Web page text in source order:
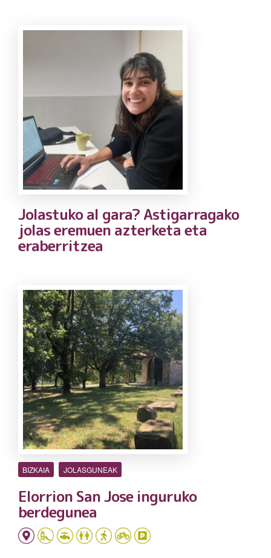
Jolastuko al gara? Astigarragako
jolas eremuen azterketa eta
eraberritzea
BIZKAIA JOLASGUNEAK
Elorrion San Jose inguruko
berdegunea